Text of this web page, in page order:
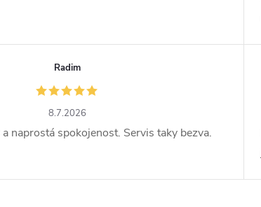
Radim
8.7.2026
naprostá spokojenost. Servis taky bezva.